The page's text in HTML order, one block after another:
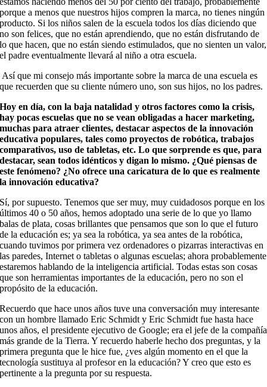
porque a menos que nuestros hijos compren la marca, no tienes ningún
producto. Si los niños salen de la escuela todos los días diciendo que
no son felices, que no están aprendiendo, que no están disfrutando de
lo que hacen, que no están siendo estimulados, que no sienten un valor,
el padre eventualmente llevará al niño a otra escuela.
Así que mi consejo más importante sobre la marca de una escuela es
que recuerden que su cliente número uno, son sus hijos, no los padres.
Hoy en día, con la baja natalidad y otros factores como la crisis,
hay pocas escuelas que no se vean obligadas a hacer marketing,
muchas para atraer clientes, destacar aspectos de la innovación
educativa populares, tales como proyectos de robótica, trabajos
comparativos, uso de tabletas, etc. Lo que sorprende es que, para
destacar, sean todos idénticos y digan lo mismo. ¿Qué piensas de
este fenómeno? ¿No ofrece una caricatura de lo que es realmente
la innovación educativa?
Sí, por supuesto. Tenemos que ser muy, muy cuidadosos porque en los
últimos 40 o 50 años, hemos adoptado una serie de lo que yo llamo
balas de plata, cosas brillantes que pensamos que son lo que el futuro
de la educación es; ya sea la robótica, ya sea antes de la robótica,
cuando tuvimos por primera vez ordenadores o pizarras interactivas en
las paredes, Internet o tabletas o algunas escuelas; ahora probablemente
estaremos hablando de la inteligencia artificial. Todas estas son cosas
que son herramientas importantes de la educación, pero no son el
propósito de la educación.
Recuerdo que hace unos años tuve una conversación muy interesante
con un hombre llamado Eric Schmidt y Eric Schmidt fue hasta hace
unos años, el presidente ejecutivo de Google; era el jefe de la compañía
más grande de la Tierra. Y recuerdo haberle hecho dos preguntas, y la
primera pregunta que le hice fue, ¿ves algún momento en el que la
tecnología sustituya al profesor en la educación? Y creo que esto es
pertinente a la pregunta por su respuesta.